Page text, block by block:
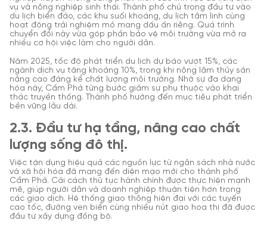
vụ và nông nghiệp sinh thái. Thành phố chú trọng đầu tư vào
du lịch biển đảo, các khu suối khoáng, du lịch tâm linh cùng
hoạt động trải nghiệm mỏ mang dấu ấn riêng. Quá trình
chuyển đổi này vừa góp phần bảo vệ môi trường vừa mở ra
nhiều cơ hội việc làm cho người dân.
Năm 2025, tốc độ phát triển du lịch dự báo vượt 15%, các
ngành dịch vụ tăng khoảng 10%, trong khi nông lâm thủy sản
nâng cao đáng kể chất lượng môi trường. Nhờ sự đa dạng
hóa này, Cẩm Phả từng bước giảm sự phụ thuộc vào khai
thác truyền thống. Thành phố hướng đến mục tiêu phát triển
bền vững lâu dài.
2.3. Đầu tư hạ tầng, nâng cao chất
lượng sống đô thị.
Việc tận dụng hiệu quả các nguồn lực từ ngân sách nhà nước
và xã hội hóa đã mang đến diện mạo mới cho thành phố
Cẩm Phả. Cải cách thủ tục hành chính được thực hiện mạnh
mẽ, giúp người dân và doanh nghiệp thuận tiện hơn trong
các giao dịch. Hệ thống giao thông hiện đại với các tuyến
cao tốc, đường ven biển cùng nhiều nút giao hoa thị đã được
đầu tư xây dựng đồng bộ.